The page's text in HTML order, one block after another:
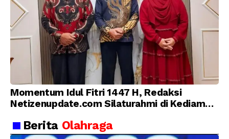
Momentum Idul Fitri 1447 H, Redaksi
Netizenupdate.com Silaturahmi di Kediaman
Berita Olahraga